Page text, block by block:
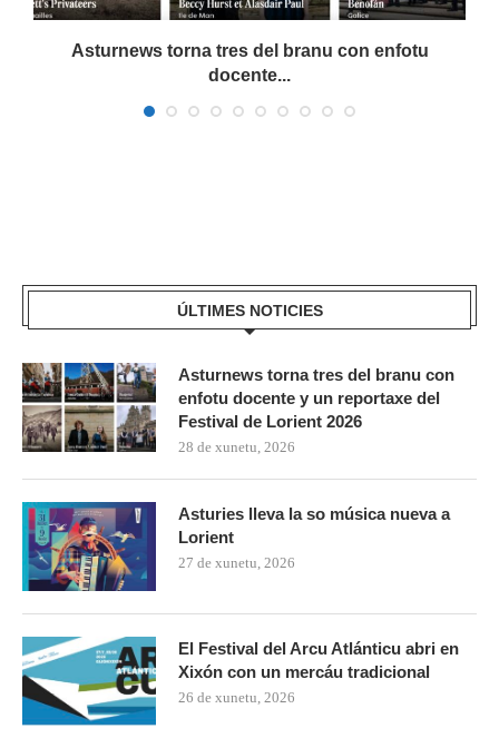
Asturnews torna tres del branu con enfotu
docente...
ÚLTIMES NOTICIES
Asturnews torna tres del branu con
enfotu docente y un reportaxe del
Festival de Lorient 2026
28 de xunetu, 2026
Asturies lleva la so música nueva a
Lorient
27 de xunetu, 2026
El Festival del Arcu Atlánticu abri en
Xixón con un mercáu tradicional
26 de xunetu, 2026